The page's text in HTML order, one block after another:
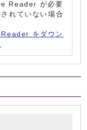
Reader が必要
れていない場合
をダウン